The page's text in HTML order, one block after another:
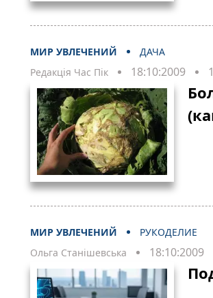
МИР УВЛЕЧЕНИЙ
ДАЧА
Редакція Час Пік
18:10:2009
МИР УВЛЕЧЕНИЙ
РУКОДЕЛИЕ
Ольга Станішевська
18:10:2009